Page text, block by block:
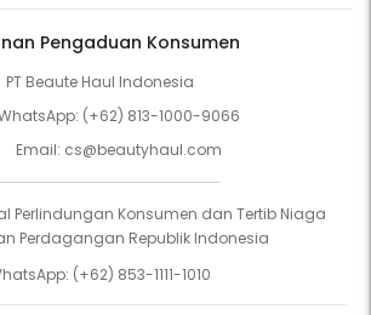
Pengaduan Konsumen
PT Beaute Haul Indonesia
(+62) 813-1000-9066
Email: cs@beautyhaul.com
Perlindungan Konsumen dan Tertib Niaga
Perdagangan Republik Indonesia
(+62) 853-1111-1010